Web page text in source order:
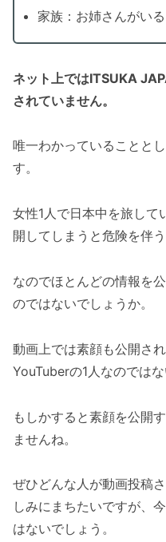
家族：お姉さんがいる
ネット上ではITSUKA
されていません。
唯一わかっていることとし
す。
女性1人で日本中を旅して
開してしまうと危険を伴
なのでほとんどの情報を
のではないでしょうか。
動画上では素顔も公開さ
YouTuberの1人なのではな
もしかすると素顔を公開
ませんね。
ぜひどんな人が動画投稿
しみにまちたいですが、
はないでしょう。